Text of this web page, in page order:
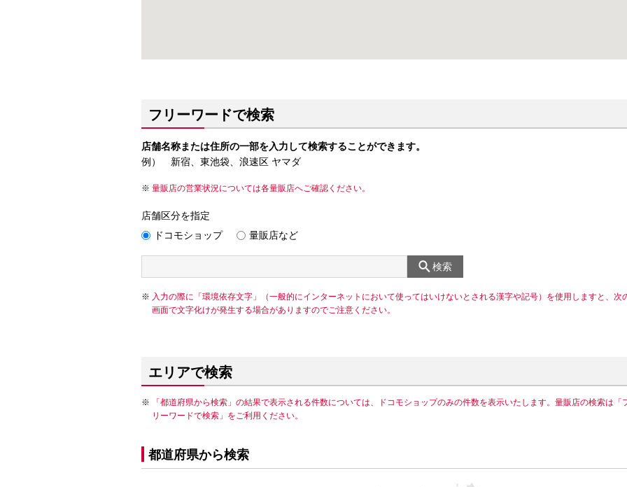
フリーワードで検索
店舗名称または住所の一部を入力して検索することができます。
例） 新宿、東池袋、浪速区 ヤマダ
量販店の営業状況については各量販店へご確認ください。
店舗区分を指定
ドコモショップ
量販店など
検索
入力の際に「環境依存文字」（一般的にインターネットにおいて使ってはいけないとされる漢字や記号）を使用しますと、次
画面で文字化けが発生する場合がありますのでご注意ください。
エリアで検索
「都道府県から検索」の結果で表示される件数については、ドコモショップのみの件数を表示いたします。量販店の検索は「
リーワードで検索」をご利用ください。
都道府県から検索